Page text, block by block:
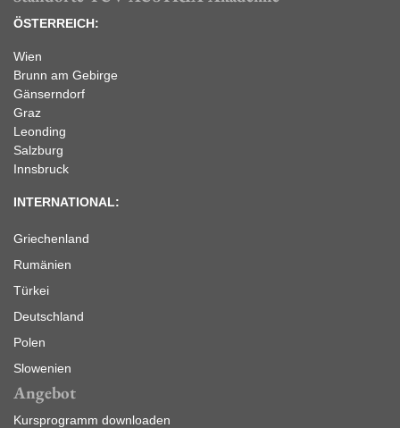
ÖSTERREICH:
Wien
Brunn am Gebirge
Gänserndorf
Graz
Leonding
Salzburg
Innsbruck
INTERNATIONAL:
Griechenland
Rumänien
Türkei
Deutschland
Polen
Slowenien
Angebot
Kursprogramm downloaden